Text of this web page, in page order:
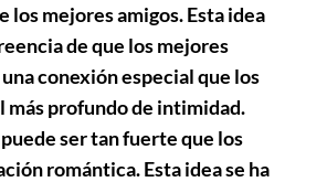
los mejores amigos. Esta idea
de que los mejores
conexión especial que los
más profundo de intimidad.
ser tan fuerte que los
romántica. Esta idea se ha